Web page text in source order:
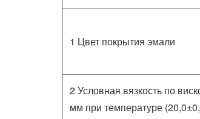
1 Цвет покрытия эмали
2 Условная вязкость по
мм при температуре